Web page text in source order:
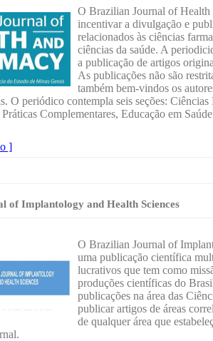
O Brazilian Journal of Health
incentivar a divulgação e
relacionados às ciências
ciências da saúde. A
a publicação de artigos
As publicações não são
também bem-vindos os
O periódico contempla seis seções: Ciências
Complementares, Educação em
]
of Implantology and Health Sciences
O Brazilian Journal of
uma publicação científica
lucrativos que tem como
produções científicas do
publicações na área das
publicar artigos de áreas
de qualquer área que